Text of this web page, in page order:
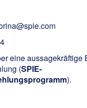
eine aussagekräftige
(SPIE-
).